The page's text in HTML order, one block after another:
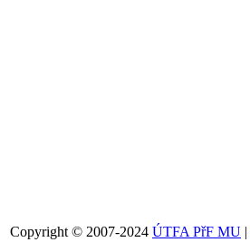
Copyright © 2007-2024 ÚTFA PřF MU |